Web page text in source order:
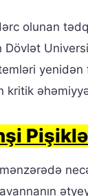
olunan
yenidən